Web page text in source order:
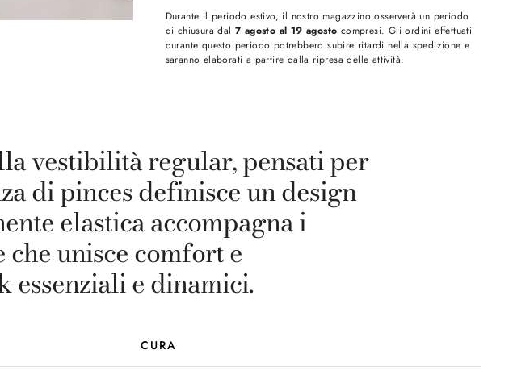
Durante il periodo estivo, il nostro magazzino osserverà un periodo
di chiusura dal 7 agosto al 19 agosto compresi. Gli ordini effettuati
durante questo periodo potrebbero subire ritardi nella spedizione e
saranno elaborati a partire dalla ripresa delle attività.
vestibilità regular, pensati per
di pinces definisce un design
elastica accompagna i
unisce comfort e
essenziali e dinamici.
CURA